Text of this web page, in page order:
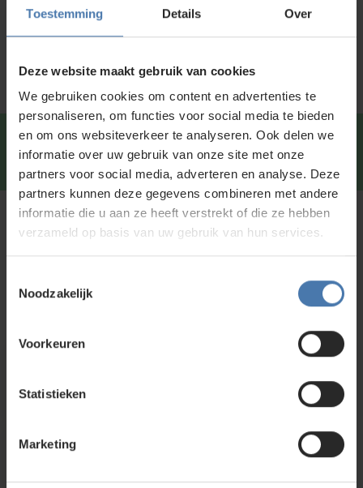
Toestemming Details Over
Deze website maakt gebruik van cookies
We gebruiken cookies om content en advertenties te
personaliseren, om functies voor social media te bieden
en om ons websiteverkeer te analyseren. Ook delen we
informatie over uw gebruik van onze site met onze
partners voor social media, adverteren en analyse. Deze
partners kunnen deze gegevens combineren met andere
informatie die u aan ze heeft verstrekt of die ze hebben
verzameld op basis van uw gebruik van hun services.
Noodzakelijk
Voorkeuren
Statistieken
Marketing
Service en kalibratie
Snel en direct contact? We beantwoorden je vragen
graag via Whatsapp.
Kunt u niet vinden wat u zoekt?
Neem contact met ons op of of bezoek onze showroom in
ons assortiment aan
, meetinstrumenten en
accessoires.
Bel Whatsapp of mail
Onze eigen service afdeling